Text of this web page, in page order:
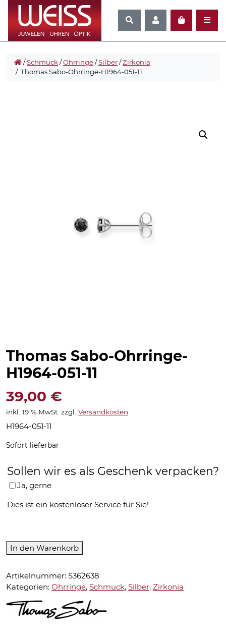
/Schmuck/Ohrringe/Silber/Zirkonia
/ Thomas Sabo-Ohrringe-H1964-051-11
Thomas Sabo-Ohrringe-
H1964-051-11
39,00 €
inkl. 19 % MwSt. zzgl. Versandkosten
H1964-051-11
Sofort lieferbar
Sollen wir es als Geschenk verpacken?
Ja, gerne
Dies ist ein kostenloser Service für Sie!
Thomas
Sabo-
H1964-
051-
11
Menge
In den Warenkorb
Artikelnummer: S362638
Kategorien: Ohrringe, Schmuck, Silber, Zirkonia